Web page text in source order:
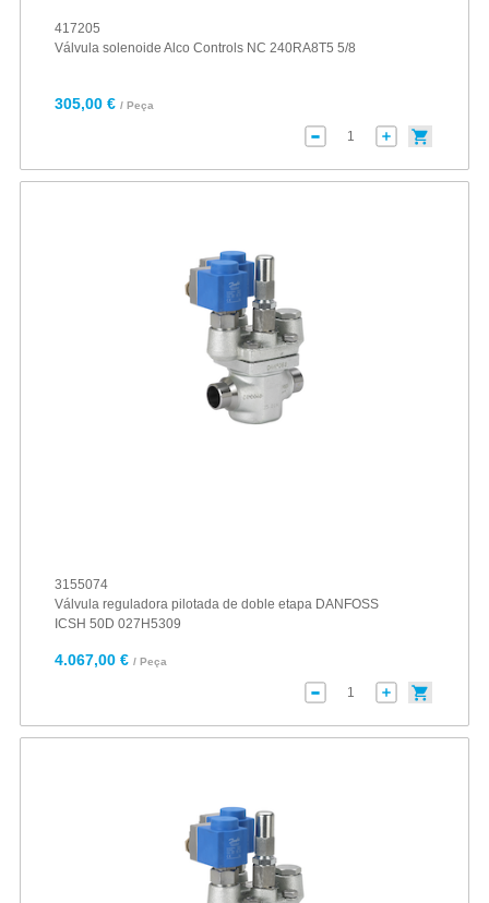
417205
Válvula solenoide Alco Controls NC 240RA8T5 5/8
305,00 € / Peça
3155074
Válvula reguladora pilotada de doble etapa DANFOSS
ICSH 50D 027H5309
4.067,00 € / Peça